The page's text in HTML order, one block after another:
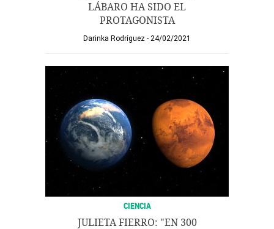
LÁBARO HA SIDO EL
PROTAGONISTA
Darinka Rodríguez 24/02/2021
CIENCIA
JULIETA FIERRO: "EN 300